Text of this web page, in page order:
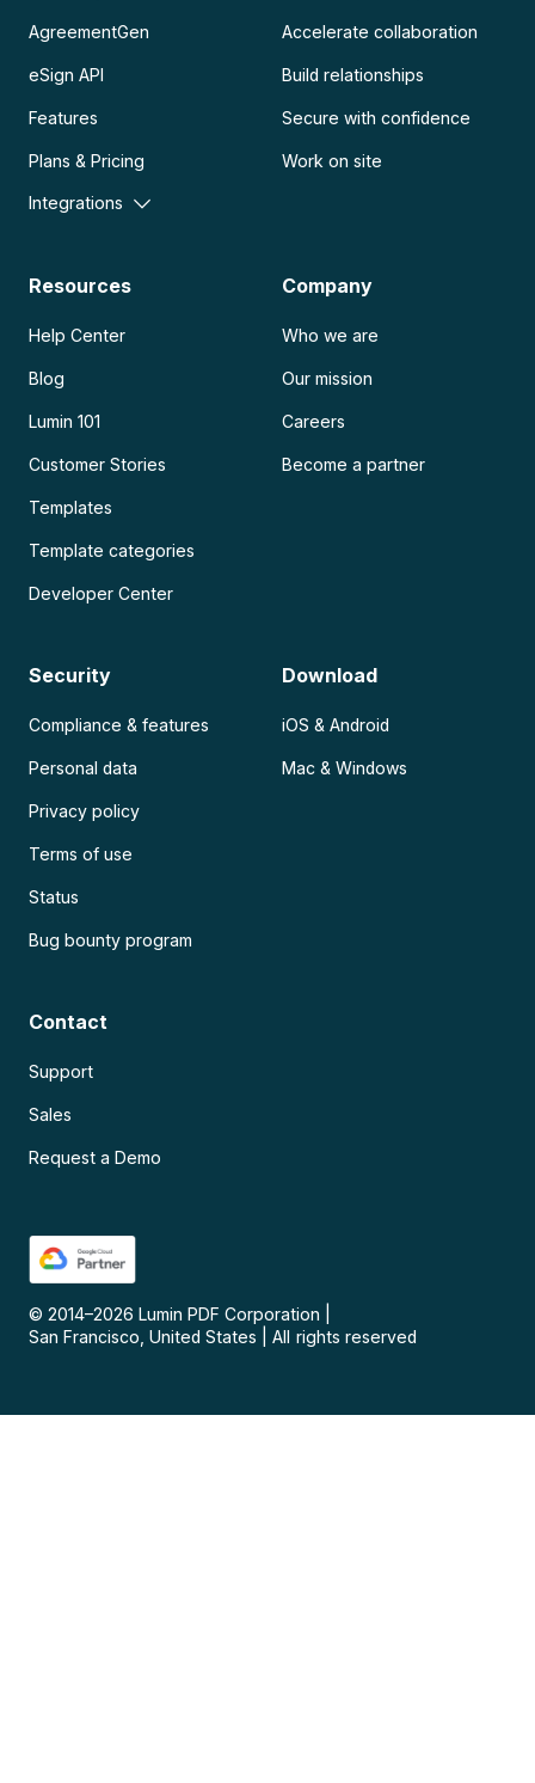
AgreementGen
eSign API
Features
Plans & Pricing
Integrations
Accelerate collaboration
Build relationships
Secure with confidence
Work on site
Resources
Help Center
Blog
Lumin 101
Customer Stories
Templates
Template categories
Developer Center
Company
Who we are
Our mission
Careers
Become a partner
Security
Compliance & features
Personal data
Privacy policy
Terms of use
Status
Bug bounty program
Download
iOS & Android
Mac & Windows
Contact
Support
Sales
Request a Demo
© 2014–2026 Lumin PDF Corporation
San Francisco, United States
All rights reserved